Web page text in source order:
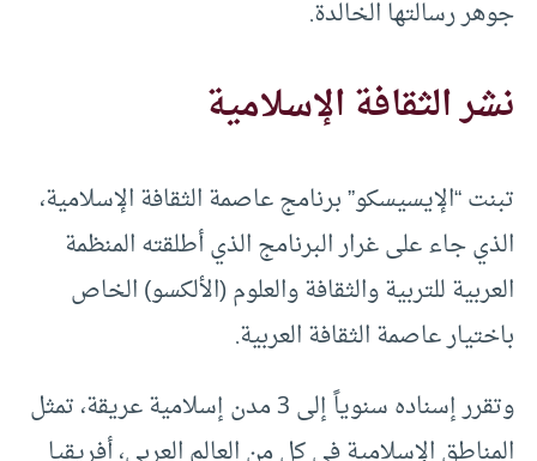
جوهر رسالتها الخالدة.
نشر الثقافة الإسلامية
تبنت “الإيسيسكو” برنامج عاصمة الثقافة الإسلامية،
الذي جاء على غرار البرنامج الذي أطلقته المنظمة
العربية للتربية والثقافة والعلوم (الألكسو) الخاص
باختيار عاصمة الثقافة العربية.
وتقرر إسناده سنوياً إلى 3 مدن إسلامية عريقة، تمثل
المناطق الإسلامية في كل من العالم العربي، أفريقيا